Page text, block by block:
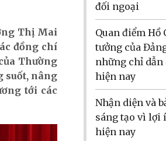
Thị Mai
đồng chí
Thường
suốt, nâng
tới các
đối ngoại
Quan điểm Hồ
tưởng của
những chỉ
hiện nay
Nhận diện và
sáng tạo vì lợi
hiện nay